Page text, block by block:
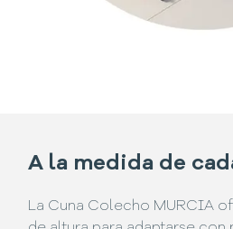
A la medida de
La Cuna Colecho MURCIA